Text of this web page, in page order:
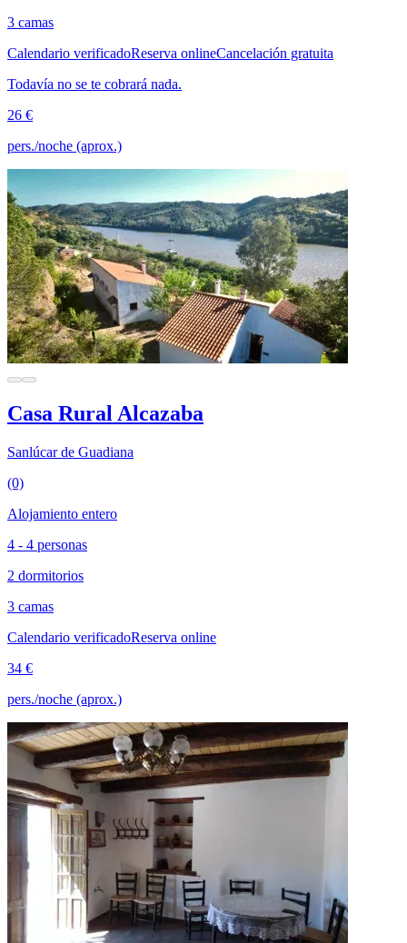
3 camas
Calendario verificadoReserva onlineCancelación gratuita
Todavía no se te cobrará nada.
26 €
pers./noche (aprox.)
Casa Rural Alcazaba
Sanlúcar de Guadiana
(0)
Alojamiento entero
4 - 4 personas
2 dormitorios
3 camas
Calendario verificadoReserva online
34 €
pers./noche (aprox.)